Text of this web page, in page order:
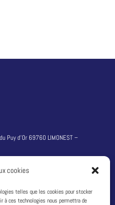
cookies
telles que les cookies pour stocker
à ces technologies nous permettra de
Puy d’Or 69760 LIMONEST –